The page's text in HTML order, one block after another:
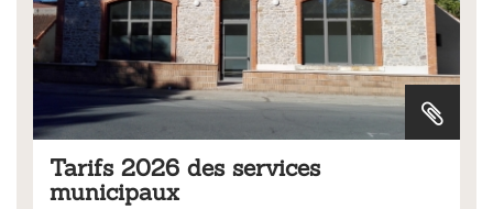
Tarifs 2026 des services
municipaux